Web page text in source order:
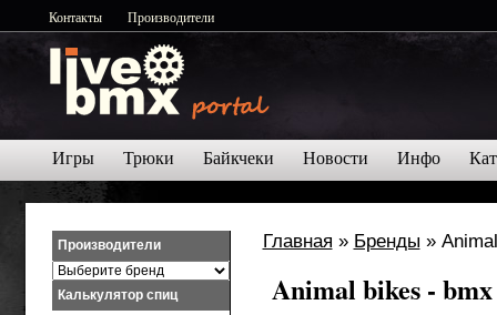
Контакты Производители
Игры Трюки Байкчеки Новости Инфо
Главная » Бренды »
Animal bikes -
Производители
Калькулятор спиц